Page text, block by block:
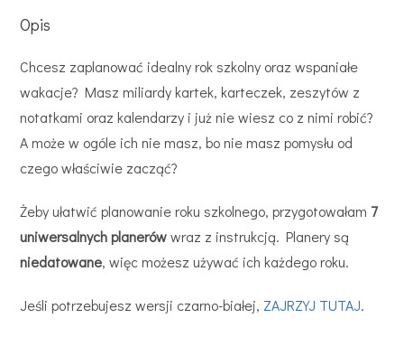
Opis
Chcesz zaplanować idealny rok szkolny oraz wspaniałe
wakacje? Masz miliardy kartek, karteczek, zeszytów z
notatkami oraz kalendarzy i już nie wiesz co z nimi robić?
A może w ogóle ich nie masz, bo nie masz pomysłu od
czego właściwie zacząć?
Żeby ułatwić planowanie roku szkolnego, przygotowałam 7
uniwersalnych planerówwraz z instrukcją. Planery są
niedatowane, więc możesz używać ich każdego roku.
Jeśli potrzebujesz wersji czarno-białej, ZAJRZYJ TUTAJ.